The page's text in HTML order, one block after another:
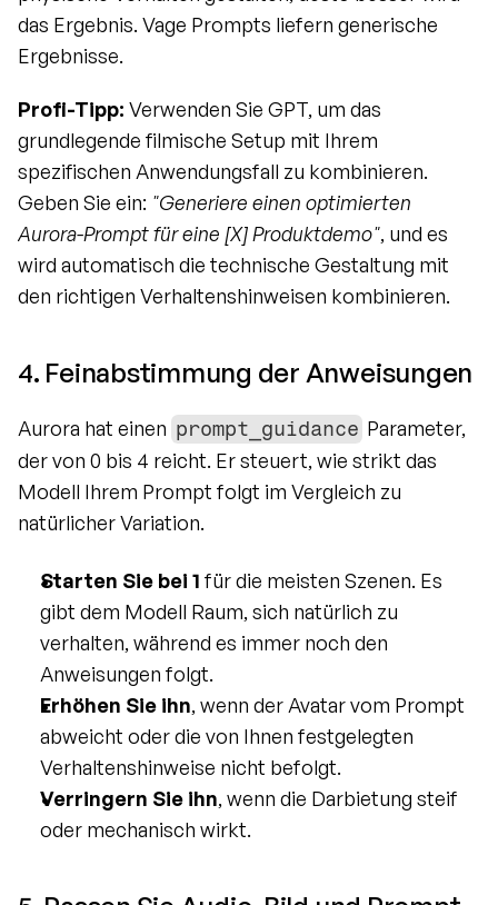
das Ergebnis. Vage Prompts liefern generische
Ergebnisse.
Profi-Tipp: Verwenden Sie GPT, um das
grundlegende filmische Setup mit Ihrem
spezifischen Anwendungsfall zu kombinieren.
Geben Sie ein: "Generiere einen optimierten
Aurora-Prompt für eine [X] Produktdemo", und es
wird automatisch die technische Gestaltung mit
den richtigen Verhaltenshinweisen kombinieren.
4. Feinabstimmung der Anweisungen
Aurora hat einen prompt_guidance Parameter,
der von 0 bis 4 reicht. Er steuert, wie strikt das
Modell Ihrem Prompt folgt im Vergleich zu
natürlicher Variation.
Starten Sie bei 1 für die meisten Szenen. Es
gibt dem Modell Raum, sich natürlich zu
verhalten, während es immer noch den
Anweisungen folgt.
Erhöhen Sie ihn, wenn der Avatar vom Prompt
abweicht oder die von Ihnen festgelegten
Verhaltenshinweise nicht befolgt.
Verringern Sie ihn, wenn die Darbietung steif
oder mechanisch wirkt.